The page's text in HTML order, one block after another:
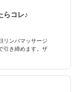
らコレ♪
リンパマッサージ
引き締めます。ザ